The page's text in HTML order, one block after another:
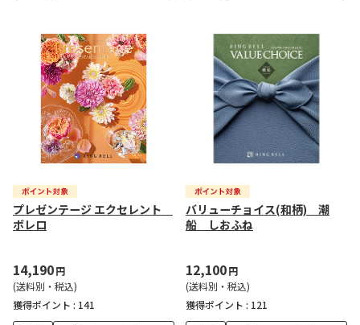
プレゼンテージ エクセレント
ボレロ
14,190円
(送料別・税込)
獲得ポイント : 141
バリューチョイス(和柄) 潮
船 しおふね
12,100円
(送料別・税込)
獲得ポイント : 121